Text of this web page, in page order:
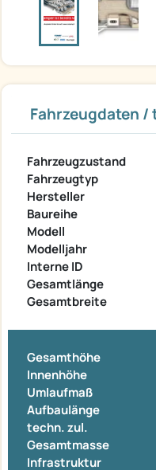
Fahrzeugdaten /
Fahrzeugzustand
Fahrzeugtyp
Hersteller
Baureihe
Modell
Modelljahr
Interne ID
Gesamtlänge
Gesamtbreite
Gesamthöhe
Innenhöhe
Umlaufmaß
Aufbaulänge
techn. zul.
Gesamtmasse
Infrastruktur